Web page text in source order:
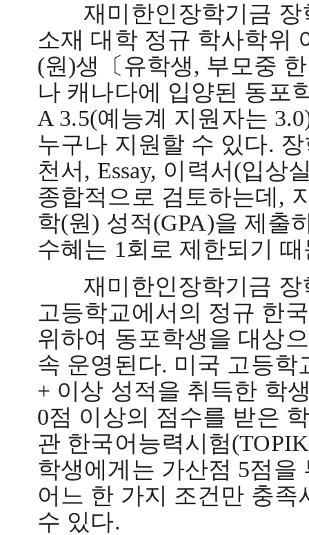
재미한인장학기금
소재 대학 정규 학사학위
(원 )생〔유학생, 부모중
나 캐나다에 입양된 동포
A 3.5(예능계 지원자는
누구나 지원할 수 있다.
천서 , Essay, 이력서 (입상
종합적으로 검토하는데 ,
학(원 ) 성적(GPA)을 제출
수혜는 1회로 제한되기
재미한인장학기금
고등학교에서의 정규 한
위하여 동포학생을 대상
속 운영된다. 미국 고등학
+ 이상 성적을 취득한 학
0점 이상의 점수를 받은
관 한국어능력시험
학생에게는 가산점 5점을
어느 한 가지 조건만 충족
수 있다.